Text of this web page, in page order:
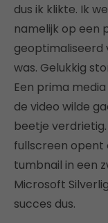
dus ik klikte. Ik
namelijk op een
geoptimaliseerd
was. Gelukkig
Een prima
de video wilde
beetje
fullscreen opent
tumbnail in een
Microsoft
succes dus.